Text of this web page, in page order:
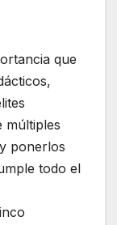
que
múltiples
ponerlos
todo el